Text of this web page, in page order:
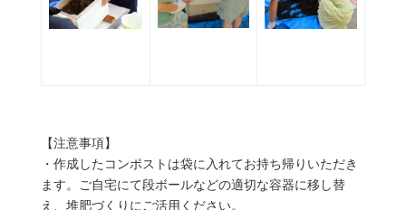
【注意事項】
・作成したコンポストは袋に入れてお持ち帰りいただき
ます。ご自宅にて段ボールなどの適切な容器に移し替
え、堆肥づくりにご活用ください。